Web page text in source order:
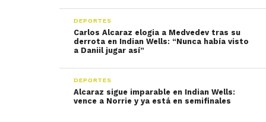
DEPORTES
Carlos Alcaraz elogia a Medvedev tras su
derrota en Indian Wells: “Nunca había visto
a Daniil jugar así”
DEPORTES
Alcaraz sigue imparable en Indian Wells:
vence a Norrie y ya está en semifinales